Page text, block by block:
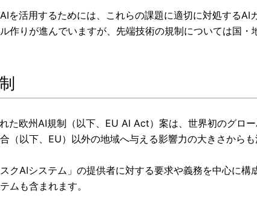
を活用するためには、これらの課題に適切に対処する
作りが進んでいますが、先端技術の規制については国・
た欧州AI規制（以下、EU AI Act）案は、世界初のグロ
（以下、EU）以外の地域へ与える影響力の大きさからも
クAIシステム」の提供者に対する要求や義務を中心に構
ムも含まれます。